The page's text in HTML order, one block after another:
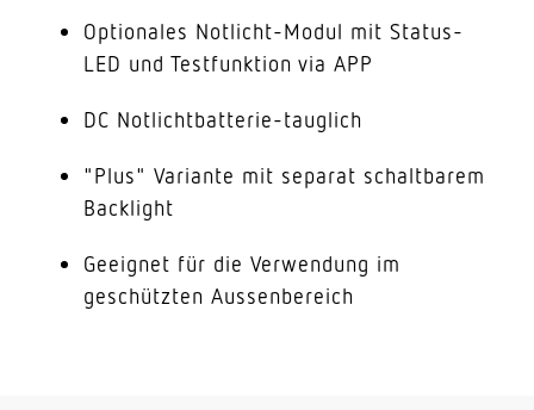
Optionales Notlicht-Modul mit Status-
LED und Testfunktion via APP
DC Notlichtbatterie-tauglich
"Plus" Variante mit separat schaltbarem
Backlight
Geeignet für die Verwendung im
geschützten Aussenbereich